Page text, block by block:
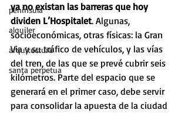
peninsula
alquiler
arquitectura
santa perpetua
ya no existan las barreras que hoy
dividen L’Hospitalet. Algunas,
socioeconómicas, otras físicas: la Gran
Via y su tráfico de vehículos, y las vías
del tren, de las que se prevé cubrir seis
kilómetros. Parte del espacio que se
generará en el primer caso, debe servir
para consolidar la apuesta de la ciudad